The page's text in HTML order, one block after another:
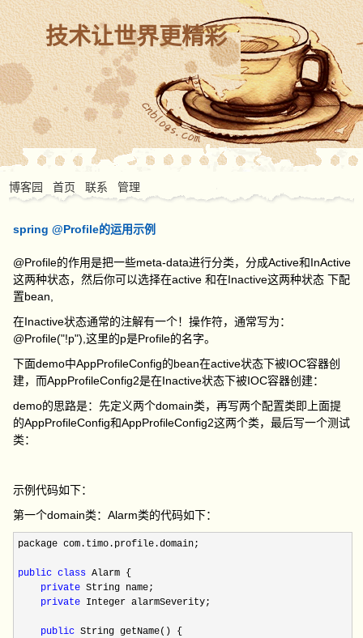
技术让世界更精彩
博客园 首页 联系 管理
spring @Profile的运用示例
@Profile的作用是把一些meta-data进行分类，分成Active和InActive
这两种状态，然后你可以选择在active 和在Inactive这两种状态 下配
置bean,
在Inactive状态通常的注解有一个！操作符，通常写为：
@Profile("!p"),这里的p是Profile的名字。
下面demo中AppProfileConfig的bean在active状态下被IOC容器创
建，而AppProfileConfig2是在Inactive状态下被IOC容器创建：
demo的思路是：先定义两个domain类，再写两个配置类即上面提
的AppProfileConfig和AppProfileConfig2这两个类，最后写一个测试
类：
示例代码如下：
第一个domain类：Alarm类的代码如下：
package com.timo.profile.domain;
public class Alarm {
private String name;
private Integer alarmSeverity;
public String getName() {